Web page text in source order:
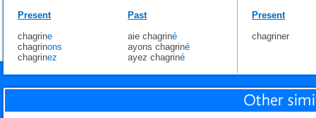
Present
chagrine
chagrinons
chagrinez
Past
aie chagriné
ayons chagriné
ayez chagriné
Present
chagriner